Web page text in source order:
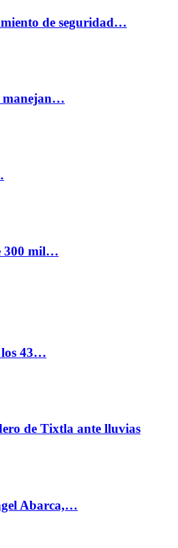
de seguridad…
manejan…
300 mil…
los 43…
de Tixtla ante lluvias
Abarca,…